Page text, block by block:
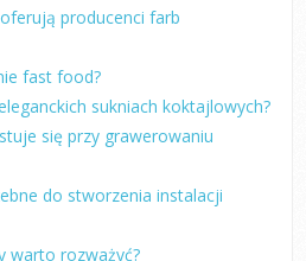
producenci farb
fast food?
sukniach koktajlowych?
się przy grawerowaniu
do stworzenia instalacji
warto rozważyć?